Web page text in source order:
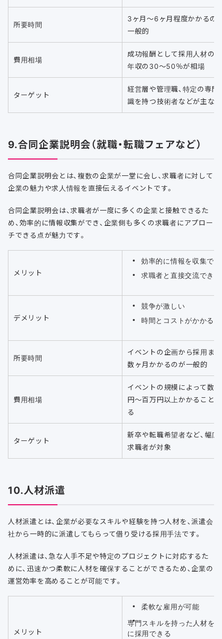
所要時間
3ヶ月〜6ヶ月程度かかるの
一般的
費用相場
成功報酬として採用人材の
年収の30〜50％が相場
ターゲット
経営層や管理職、特定の専門
識を持つ技術者などが主な
9.合同企業説明会（就職・転職フェアなど）
合同企業説明会とは、複数の企業が一堂に会し、求職者に対して
企業の魅力や求人情報を直接伝えるイベントです。
合同企業説明会は、求職者が一度に多くの企業と接触できるた
め、効率的に情報収集ができ、企業側も多くの求職者にアプロー
チできる点が魅力です。
メリット
効率的に情報を収集で
求職者と直接交流できる
デメリット
競争が激しい
時間とコストがかかる
所要時間
イベントの企画から採用ま
数ヶ月かかるのが一般的
費用相場
イベントの規模によって数
円〜百万円以上かかること
る
ターゲット
新卒や転職希望者など、幅広
求職者が対象
10.人材派遣
人材派遣とは、企業が必要なスキルや経験を持つ人材を、派遣会
社から一時的に派遣してもらって借り受ける採用手法です。
人材派遣は、急な人手不足や特定のプロジェクトに対応するた
めに、迅速かつ柔軟に人材を確保することができるため、企業の
運営効率を高めることが可能です。
メリット
柔軟な雇用が可能
専門スキルを持った人材を
に採用できる